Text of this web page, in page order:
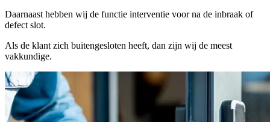
Daarnaast hebben wij de functie interventie voor na de inbraak of
defect slot.
Als de klant zich buitengesloten heeft, dan zijn wij de meest
vakkundige.